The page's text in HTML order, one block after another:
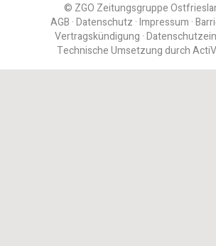
© ZGO Zeitungsgruppe
AGB Datenschutz Impressum
Vertragskündigung
Technische Umsetzung durch